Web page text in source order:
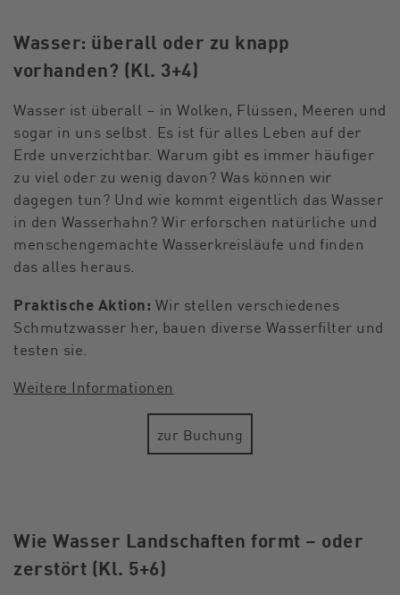
Wasser: überall oder zu knapp
vorhanden? (Kl. 3+4)
Wasser ist überall – in Wolken, Flüssen, Meeren und
sogar in uns selbst. Es ist für alles Leben auf der
Erde unverzichtbar. Warum gibt es immer häufiger
zu viel oder zu wenig davon? Was können wir
dagegen tun? Und wie kommt eigentlich das Wasser
in den Wasserhahn? Wir erforschen natürliche und
menschengemachte Wasserkreisläufe und finden
das alles heraus.
Praktische Aktion: Wir stellen verschiedenes
Schmutzwasser her, bauen diverse Wasserfilter und
testen sie.
Weitere Informationen
zur Buchung
Wie Wasser Landschaften formt – oder
zerstört (Kl. 5+6)